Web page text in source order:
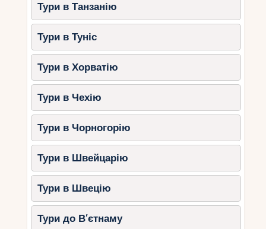
Тури в Танзанію
Тури в Туніс
Тури в Хорватію
Тури в Чехію
Тури в Чорногорію
Тури в Швейцарію
Тури в Швецію
Тури до В’єтнаму